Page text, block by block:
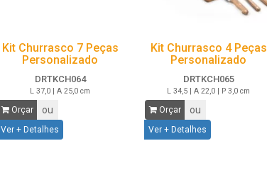
Kit Churrasco 7 Peças
Personalizado
DRTKCH064
L 37,0 | A 25,0 cm
Orçar ou
Ver + Detalhes
Kit Churrasco 4 Peças
Personalizado
DRTKCH065
L 34,5 | A 22,0 | P 3,0 cm
Orçar ou
Ver + Detalhes